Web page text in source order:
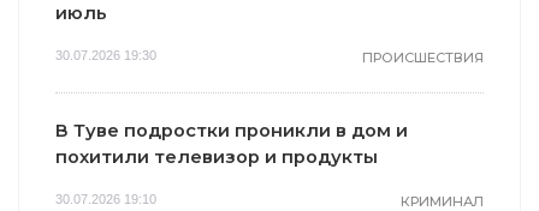
июль
30.07.2026 19:30 ПРОИСШЕСТВИЯ
В Туве подростки проникли в дом и
похитили телевизор и продукты
30.07.2026 19:10 КРИМИНАЛ